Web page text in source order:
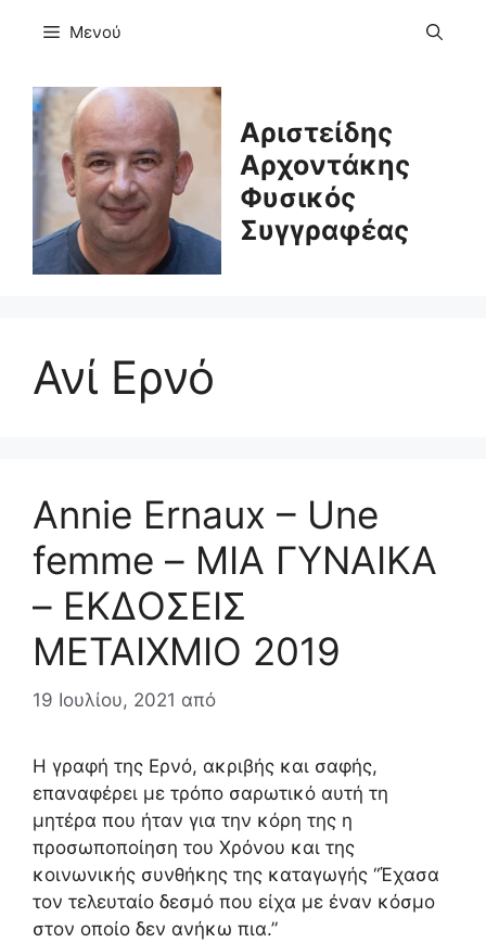
Μενού
Αριστείδης
Αρχοντάκης
Φυσικός
Συγγραφέας
Ανί Ερνό
Annie Ernaux – Une
femme – ΜΙΑ ΓΥΝΑΙΚΑ
– ΕΚΔΟΣΕΙΣ
ΜΕΤΑΙΧΜΙΟ 2019
19 Ιουλίου, 2021 από
Η γραφή της Ερνό, ακριβής και σαφής,
επαναφέρει με τρόπο σαρωτικό αυτή τη
μητέρα που ήταν για την κόρη της η
προσωποποίηση του Χρόνου και της
κοινωνικής συνθήκης της καταγωγής “Έχασα
τον τελευταίο δεσμό που είχα με έναν κόσμο
στον οποίο δεν ανήκω πια.”